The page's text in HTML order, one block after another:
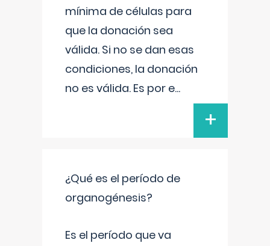
mínima de células para
que la donación sea
válida. Si no se dan esas
condiciones, la donación
no es válida. Es por e...
+
¿Qué es el período de
organogénesis?
Es el período que va